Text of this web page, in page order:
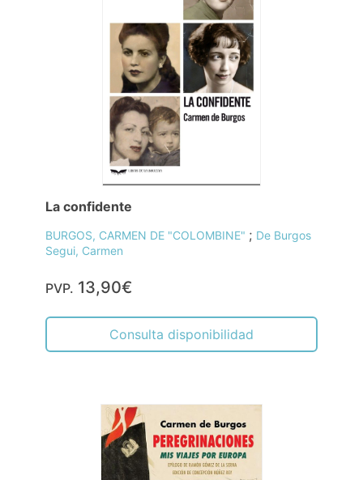
La confidente
BURGOS, CARMEN DE "COLOMBINE" ; De Burgos
Segui, Carmen
PVP. 13,90€
Consulta disponibilidad